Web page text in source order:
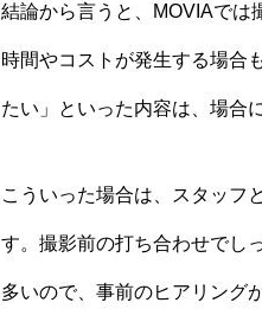
結論から言うと、MOVIAでは
時間やコストが発生する場合
たい」といった内容は、場合
こういった場合は、スタッフ
す。撮影前の打ち合わせでし
多いので、事前のヒアリング